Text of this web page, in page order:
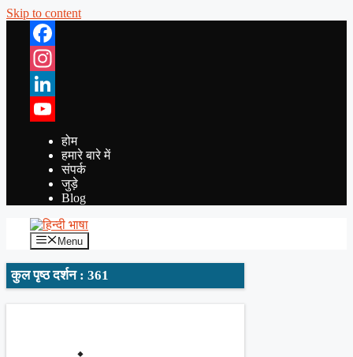
Skip to content
Facebook
Instagram
LinkedIn
YouTube
होम
हमारे बारे में
संपर्क
जुड़े
Blog
Menu
कुल पृष्ठ दर्शन : 361